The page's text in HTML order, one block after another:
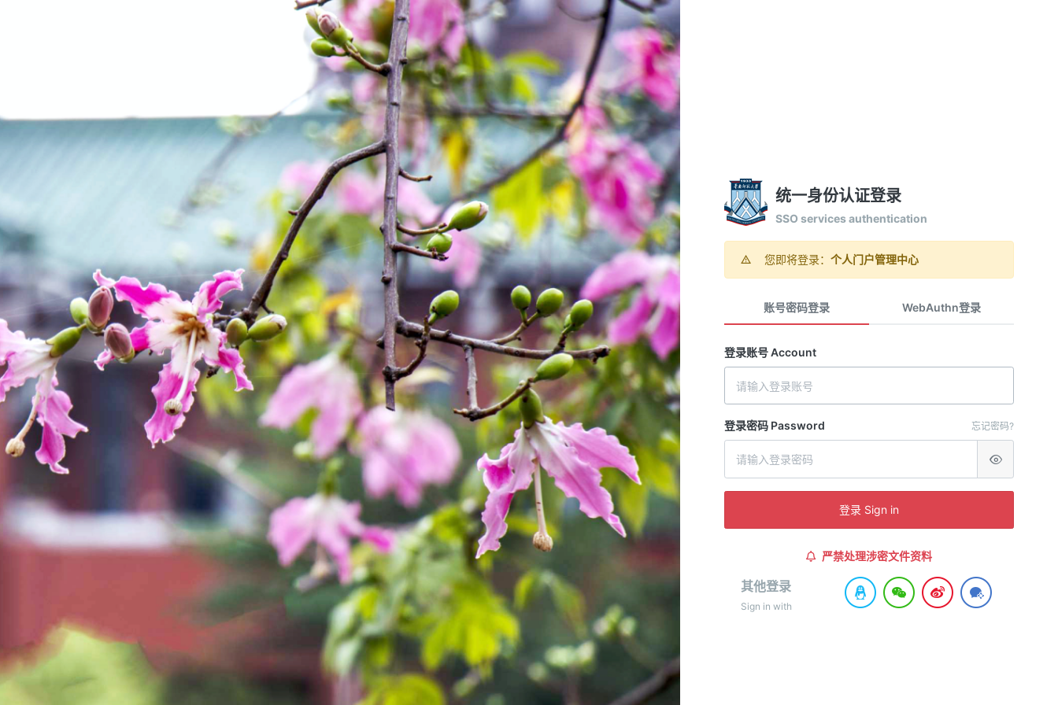
统一身份认证登录
SSO services authentication
您即将登录： 个人门户管理中心
账号密码登录 WebAuthn登录
登录账号 Account
忘记密码?
登录密码 Password
登录 Sign in
严禁处理涉密文件资料
其他登录
Sign in with